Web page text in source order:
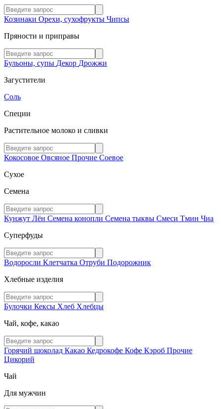
Козинаки Орехи, сухофрукты Чипсы
Пряности и приправы
Бульоны, супы Декор Дрожжи
Загустители
Соль
Специи
Растительное молоко и сливки
Кокосовое Овсяное Прочие Соевое
Сухое
Семена
Кунжут Лён Семена конопли Семена тыквы Смеси Тмин Чиа
Суперфуды
Водоросли Клетчатка Отруби Подорожник
Хлебные изделия
Булочки Кексы Хлеб Хлебцы
Чай, кофе, какао
Горячий шоколад Какао Кедрокофе Кофе Кэроб Прочие
Цикорий
Чай
Для мужчин